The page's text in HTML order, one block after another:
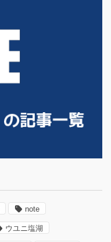
note
ウユニ塩湖